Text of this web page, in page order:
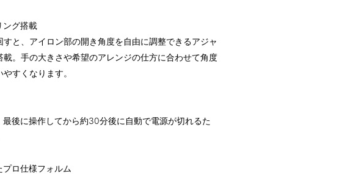
ング搭載
と、アイロン部の開き角度を自由に調整できるアジャ
載。手の大きさや希望のアレンジの仕方に合わせて角度
すくなります。
最後に操作してから約30分後に自動で電源が切れるた
ロ仕様フォルム